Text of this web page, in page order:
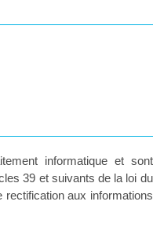
informatique et sont
39 et suivants de la loi du
rectification aux informations